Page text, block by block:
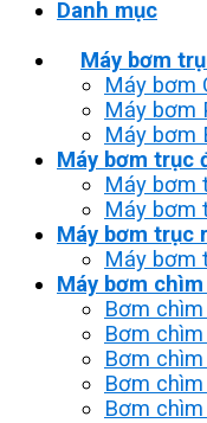
Danh mục
Máy bơm
Máy bơm
Máy bơm
Máy bơm
Máy bơm trục
Máy bơm
Máy bơm
Máy bơm trục
Máy bơm
Máy bơm
Bơm
Bơm chìm
Bơm
Bơm
Bơm chìm